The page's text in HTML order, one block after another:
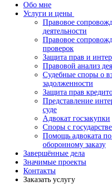
Обо мне
Услуги и цены
Правовое
деятельности
Правовое
проверок
Защита прав и
Правовой анализ
Судебные споры о
задолженности
Защита прав
Представление
суде
Адвокат госзакупки
Споры с
Помощь адвоката
оборонному заказу
Завершённые дела
Значимые проекты
Контакты
Заказать услугу